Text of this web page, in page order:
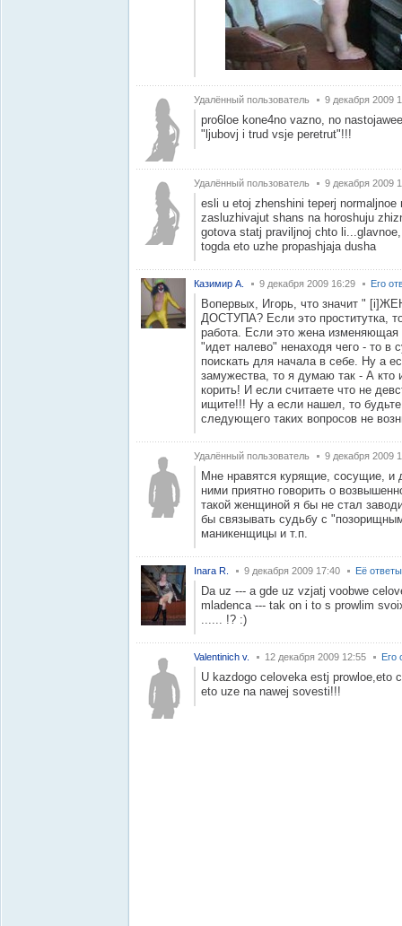
Удалённый пользователь 9 декабря 2009
pro6loe kone4no vazno, no
"ljubovj i trud vsje peretrut"!!!
Удалённый пользователь 9 декабря 2009
esli u etoj zhenshini teperj
zasluzhivajut shans na horoshuju
gotova statj praviljnoj chto
togda eto uzhe propashjaja dusha
Казимир А. 9 декабря 2009 16:29 Его
Вопервых, Игорь, что значит "
ДОСТУПА? Если это проститутка,
работа. Если это жена
"идет налево" ненаходя чего - то в
поискать для начала в себе. Ну а
замужества, то я думаю так - А кто
корить! И если считаете что не
ищите!!! Ну а если нашел, то
следующего таких вопросов не
Удалённый пользователь 9 декабря 2009
Мне нравятся курящие, сосущие,
ними приятно говорить о
такой женщиной я бы не стал
бы связывать судьбу с
маникенщицы и т.п.
Inara R. 9 декабря 2009 17:40 Её ответы
Da uz --- a gde uz vzjatj voobwe
mladenca --- tak on i to s prowlim
...... !? :)
Valentinich v. 12 декабря 2009 12:55 Его
U kazdogo celoveka estj
eto uze na nawej sovesti!!!